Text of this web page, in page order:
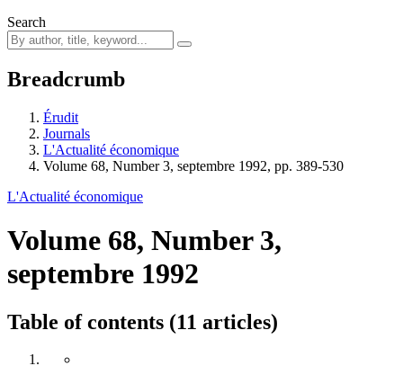
Search
Breadcrumb
Érudit
Journals
L'Actualité économique
Volume 68, Number 3, septembre 1992, pp. 389-530
L'Actualité économique
Volume 68, Number 3,
septembre 1992
Table of contents (11 articles)